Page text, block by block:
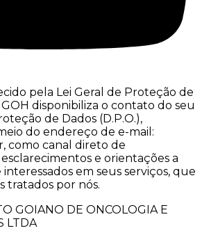
pela Lei Geral de Proteção de
disponibiliza o contato do seu
de Dados (D.P.O.),
do endereço de e-mail:
como canal direto de
e orientações a
em seus serviços, que
tratados por nós.
GOIANO DE ONCOLOGIA E
LTDA